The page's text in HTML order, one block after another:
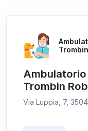
Trombin
Via Luppia, 7,